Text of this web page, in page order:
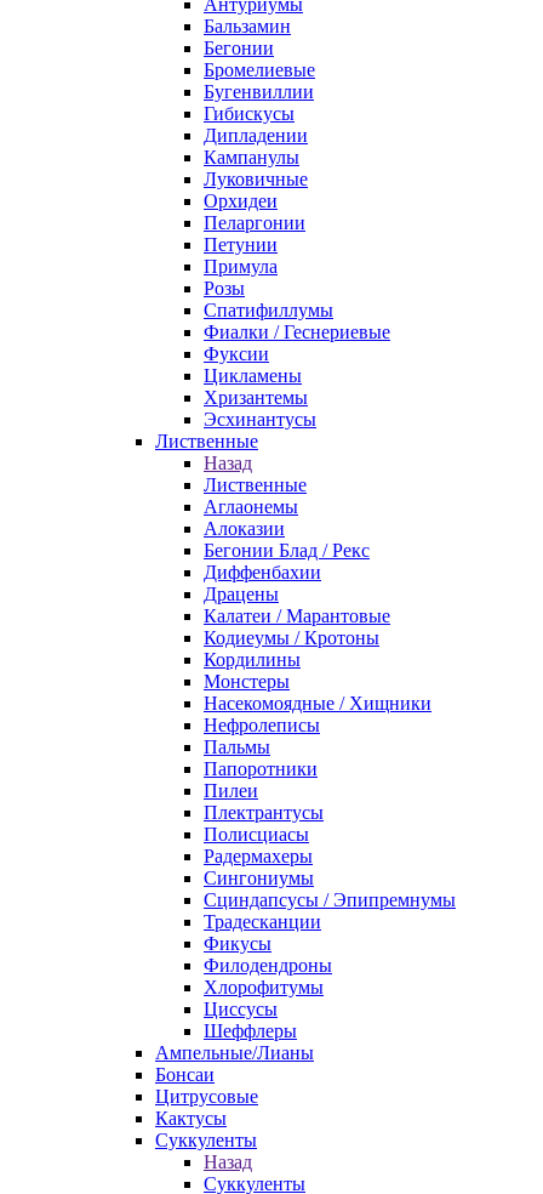
Бальзамин
Бегонии
Бромелиевые
Бугенвиллии
Гибискусы
Дипладении
Кампанулы
Луковичные
Орхидеи
Пеларгонии
Петунии
Примула
Розы
Спатифиллумы
Фиалки / Геснериевые
Фуксии
Цикламены
Хризантемы
Эсхинантусы
Лиственные
Назад
Лиственные
Аглаонемы
Алоказии
Бегонии Блад / Рекс
Диффенбахии
Драцены
Калатеи / Марантовые
Кодиеумы / Кротоны
Кордилины
Монстеры
Насекомоядные / Хищники
Нефролеписы
Пальмы
Папоротники
Пилеи
Плектрантусы
Полисциасы
Радермахеры
Сингониумы
Сциндапсусы / Эпипремнумы
Традесканции
Фикусы
Филодендроны
Хлорофитумы
Циссусы
Шеффлеры
Ампельные/Лианы
Бонсаи
Цитрусовые
Кактусы
Суккуленты
Назад
Суккуленты